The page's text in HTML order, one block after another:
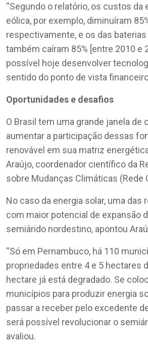
“Segundo o relatório, os custos da
eólica, por exemplo, diminuíram
respectivamente, e os das
também caíram 85% [entre 2010 e
possível hoje desenvolver
sentido do ponto de vista
Oportunidades e desafios
O Brasil tem uma grande janela de
aumentar a participação dessas
renovável em sua matriz
Araújo, coordenador científico da
sobre Mudanças Climáticas (Rede
No caso da energia solar, uma das
com maior potencial de expansão
semiárido nordestino, apontou
“Só em Pernambuco, há 110
propriedades entre 4 e 5 hectares
hectare já está degradado. Se
municípios para produzir energia
passar a receber pelo excedente
será possível revolucionar o
avaliou.